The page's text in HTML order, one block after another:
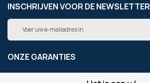
INSCHRIJVEN VOOR DE NEWSLETTER
Abonneer
op
onze
nieuwsbrief
ONZE GARANTIES